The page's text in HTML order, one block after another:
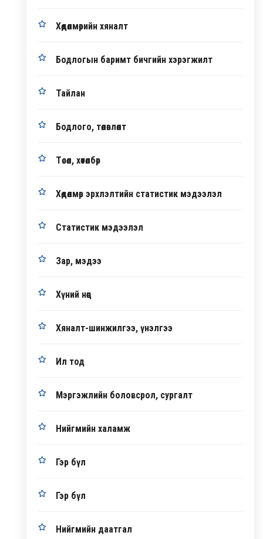
Хөдөлмөрийн хяналт
Бодлогын баримт бичгийн хэрэгжилт
Тайлан
Бодлого, төлөвлөлт
Төсөл, хөтөлбөр
Хөдөлмөр эрхлэлтийн статистик мэдээлэл
Статистик мэдээлэл
Зар, мэдээ
Хүний нөөц
Хяналт-шинжилгээ, үнэлгээ
Ил тод
Мэргэжлийн боловсрол, сургалт
Нийгмийн халамж
Гэр бүл
Гэр бүл
Нийгмийн даатгал